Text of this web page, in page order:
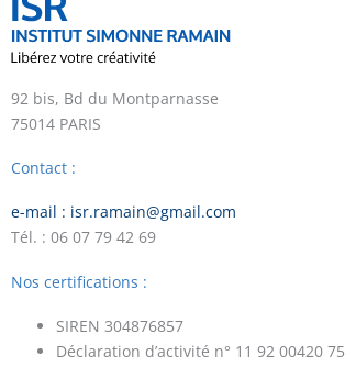
92 bis, Bd du Montparnasse
75014 PARIS
Contact :
e-mail : isr.ramain@gmail.com
Tél. : 06 07 79 42 69
Nos certifications :
SIREN 304876857
Déclaration d’activité n° 11 92 00420 75